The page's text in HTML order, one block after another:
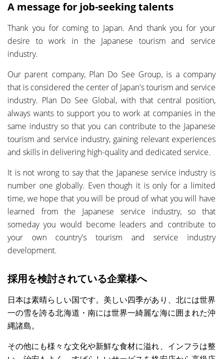
A message for job-seeking talents
Thank you for coming to Japan. And thank you for your
desire to work in the Japanese tourism and service
industry.
Our parent company, Plan Do See Group, is a company
that is considered the center of Japan's tourism and service
industry. Plan Do See Global, with that central position,
always wants to support you to work at companies in the
same industry so that you can contribute to the Japanese
tourism and service industry, gaining relevant experiences
and skills in delivering high-quality and dedicated service.
It is not wrong to say that the Japanese service industry is
number one globally. Even though it is only for a limited
time, we hope that you will be proud of what you will have
learned from the Japanese service industry, so that
someday you would become leaders and contribute to
your own country's tourism and service industry
development.
採用を検討されている企業様へ
日本は素晴らしい国です。美しい四季があり、北には世界
一の雪を誇る北海道・南には世界一綺麗な海に囲まれた沖
縄諸島。
その他にも様々な文化や新鮮な食材に溢れ、インフラは整